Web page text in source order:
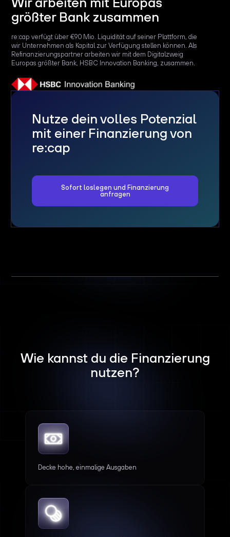
größter Bank zusammen
re:cap verfügt über €90 Mio. Liquidität auf seiner Plattform, die
wir Unternehmen als Kapital zur Verfügung stellen können. Als
Refinanzierungspartner arbeiten wir mit dem Digitalzweig
Europas größter Bank, HSBC Innovation Banking, zusammen.
Nutze dein volles Potenzial
mit einer Finanzierung von
re:cap
Sofort loslegen und Finanzierung
anfragen
Wie kannst du die Finanzierung
nutzen?
Decke hohe, einmalige Ausgaben